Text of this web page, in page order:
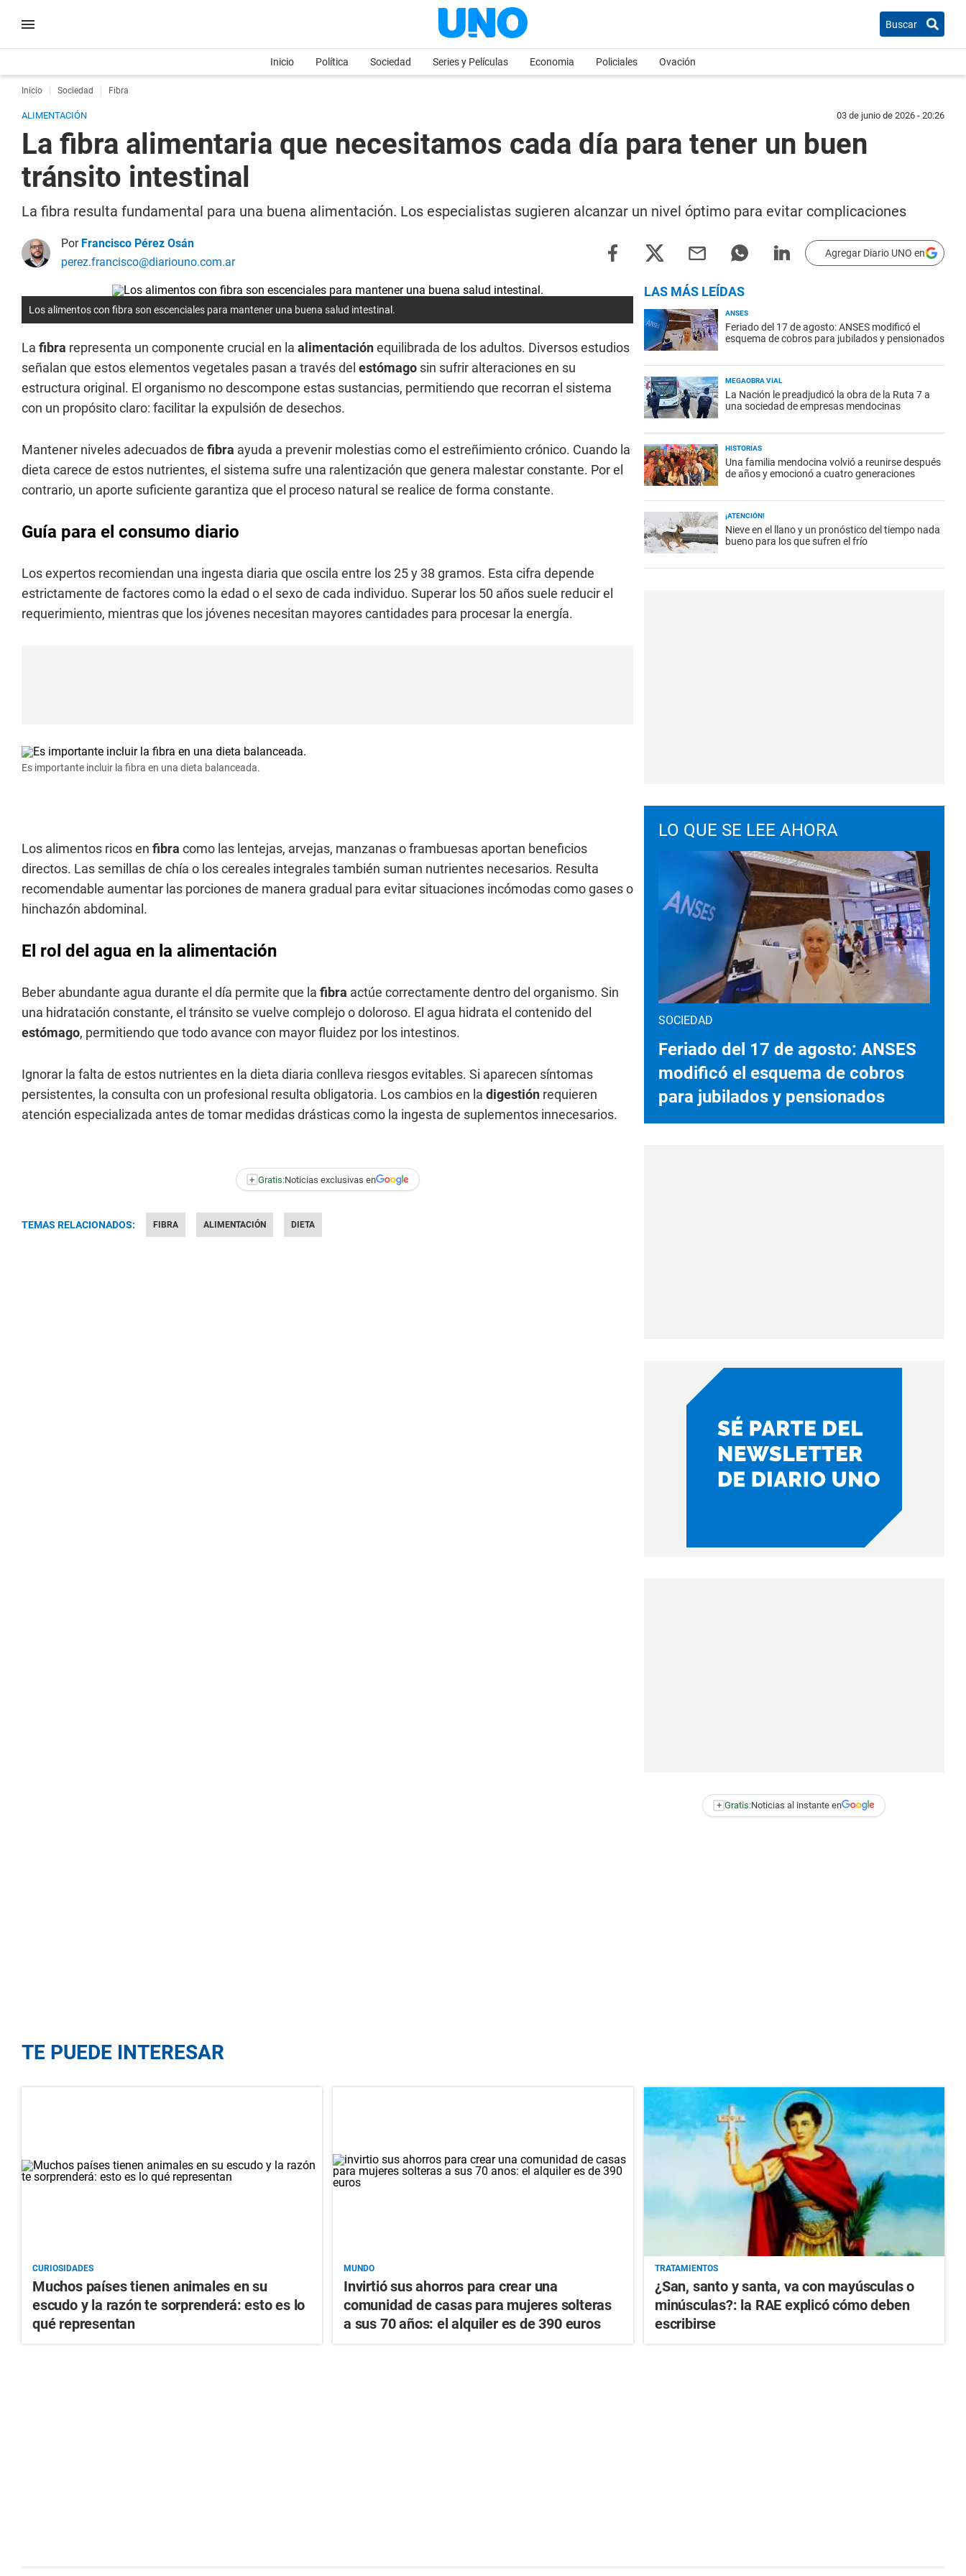
Buscar
Inicio Política Sociedad Series y Películas Economia Policiales Ovación
Inicio Sociedad Fibra
ALIMENTACIÓN 03 de junio de 2026 - 20:26
La fibra alimentaria que necesitamos cada día para tener un buen
tránsito intestinal
La fibra resulta fundamental para una buena alimentación. Los especialistas sugieren alcanzar un nivel óptimo para evitar complicaciones
Por Francisco Pérez Osán
perez.francisco@diariouno.com.ar
Agregar Diario UNO en
Los alimentos con fibra son escenciales para mantener una buena salud intestinal.
La fibra representa un componente crucial en la alimentaciónequilibrada de los adultos. Diversos estudios
señalan que estos elementos vegetales pasan a través del estómago sin sufrir alteraciones en su
estructura original. El organismo no descompone estas sustancias, permitiendo que recorran el sistema
con un propósito claro: facilitar la expulsión de desechos.
Mantener niveles adecuados de fibra ayuda a prevenir molestias como el estreñimiento crónico. Cuando la
dieta carece de estos nutrientes, el sistema sufre una ralentización que genera malestar constante. Por el
contrario, un aporte suficiente garantiza que el proceso natural se realice de forma constante.
Guía para el consumo diario
Los expertos recomiendan una ingesta diaria que oscila entre los 25 y 38 gramos. Esta cifra depende
estrictamente de factores como la edad o el sexo de cada individuo. Superar los 50 años suele reducir el
requerimiento, mientras que los jóvenes necesitan mayores cantidades para procesar la energía.
Es importante incluir la fibra en una dieta balanceada.
Los alimentos ricos en fibra como las lentejas, arvejas, manzanas o frambuesas aportan beneficios
directos. Las semillas de chía o los cereales integrales también suman nutrientes necesarios. Resulta
recomendable aumentar las porciones de manera gradual para evitar situaciones incómodas como gases o
hinchazón abdominal.
El rol del agua en la alimentación
Beber abundante agua durante el día permite que la fibra actúe correctamente dentro del organismo. Sin
una hidratación constante, el tránsito se vuelve complejo o doloroso. El agua hidrata el contenido del
estómago, permitiendo que todo avance con mayor fluidez por los intestinos.
Ignorar la falta de estos nutrientes en la dieta diaria conlleva riesgos evitables. Si aparecen síntomas
persistentes, la consulta con un profesional resulta obligatoria. Los cambios en la digestión requieren
atención especializada antes de tomar medidas drásticas como la ingesta de suplementos innecesarios.
+ Gratis:Noticias exclusivas en
TEMAS RELACIONADOS: FIBRA ALIMENTACIÓN DIETA
LAS MÁS LEÍDAS
ANSES
Feriado del 17 de agosto: ANSES modificó el
esquema de cobros para jubilados y pensionados
MEGAOBRA VIAL
La Nación le preadjudicó la obra de la Ruta 7 a
una sociedad de empresas mendocinas
HISTORIAS
Una familia mendocina volvió a reunirse después
de años y emocionó a cuatro generaciones
¡ATENCIÓN!
Nieve en el llano y un pronóstico del tiempo nada
bueno para los que sufren el frío
LO QUE SE LEE AHORA
SOCIEDAD
Feriado del 17 de agosto: ANSES
modificó el esquema de cobros
para jubilados y pensionados
+ Gratis:Noticias al instante en
TE PUEDE INTERESAR
CURIOSIDADES
Muchos países tienen animales en su
escudo y la razón te sorprenderá: esto es lo
qué representan
MUNDO
Invirtió sus ahorros para crear una
comunidad de casas para mujeres solteras
a sus 70 años: el alquiler es de 390 euros
TRATAMIENTOS
¿San, santo y santa, va con mayúsculas o
minúsculas?: la RAE explicó cómo deben
escribirse